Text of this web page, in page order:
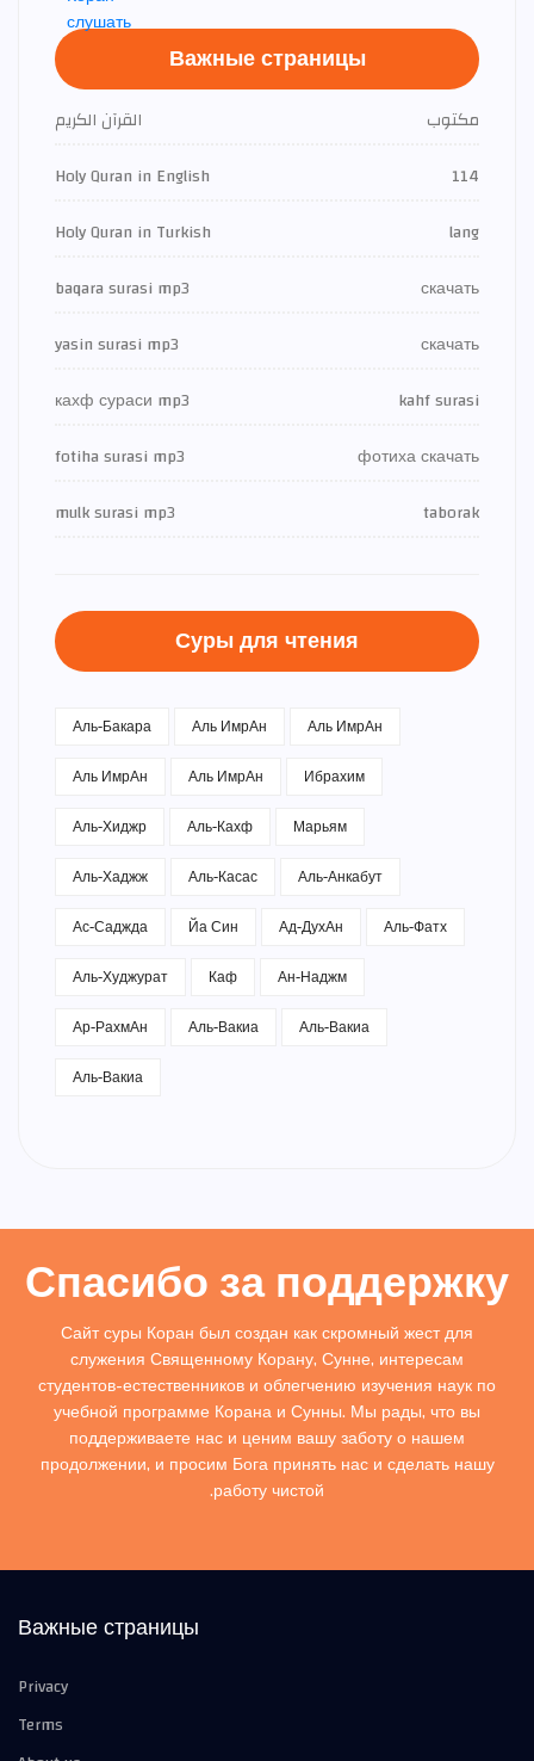
Важные страницы
القرآن الكريم
مكتوب
Holy Quran in English
114
Holy Quran in Turkish
lang
baqara surasi mp3
скачать
yasin surasi mp3
скачать
кахф сураси mp3
kahf surasi
fotiha surasi mp3
фотиха скачать
mulk surasi mp3
taborak
Суры для чтения
Аль-Бакара Аль ИмрАн
Аль ИмрАн
Аль ИмрАн
Аль ИмрАн
Ибрахим
Аль-Хиджр
Аль-Кахф
Марьям
Аль-Хаджж
Аль-Касас
Аль-Анкабут
Ас-Саджда
Йа Син Ад-ДухАн
Аль-Фатх
Аль-Худжурат
Каф
Ан-Наджм
Ар-РахмАн
Аль-Вакиа
Аль-Вакиа
Аль-Вакиа
Спасибо за поддержку
Сайт суры Коран был создан как скромный жест для
служения Священному Корану, Сунне, интересам
студентов-естественников и облегчению изучения наук по
учебной программе Корана и Сунны. Мы рады, что вы
поддерживаете нас и ценим вашу заботу о нашем
продолжении, и просим Бога принять нас и сделать нашу
работу чистой.
Важные страницы
Privacy
Terms